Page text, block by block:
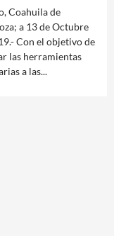
Coahuila de
a 13 de Octubre
Con el objetivo de
las herramientas
a las...